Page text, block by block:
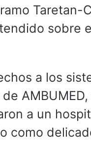
Taretan-
sobre
a los
a un
como